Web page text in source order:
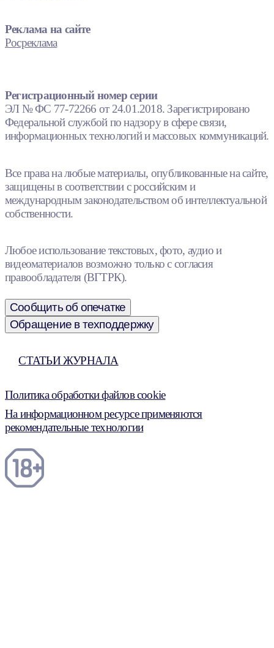
Реклама на сайте
Росреклама
Регистрационный номер серии
ЭЛ № ФС 77-72266 от 24.01.2018. Зарегистрировано
Федеральной службой по надзору в сфере связи,
информационных технологий и массовых коммуникаций.
Все права на любые материалы, опубликованные на сайте,
защищены в соответствии с российским и
международным законодательством об интеллектуальной
собственности.
Любое использование текстовых, фото, аудио и
видеоматериалов возможно только с согласия
правообладателя (ВГТРК).
Сообщить об опечатке
Обращение в техподдержку
СТАТЬИ ЖУРНАЛА
Политика обработки файлов cookie
На информационном ресурсе применяются
рекомендательные технологии